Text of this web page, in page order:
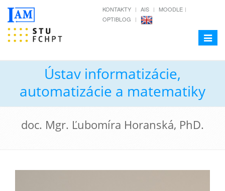
KONTAKTY AIS
MOODLE
OPTIBLOG
Toggle
Ústav informatizácie,
automatizácie a matematiky
doc. Mgr. Ľubomíra Horanská, PhD.